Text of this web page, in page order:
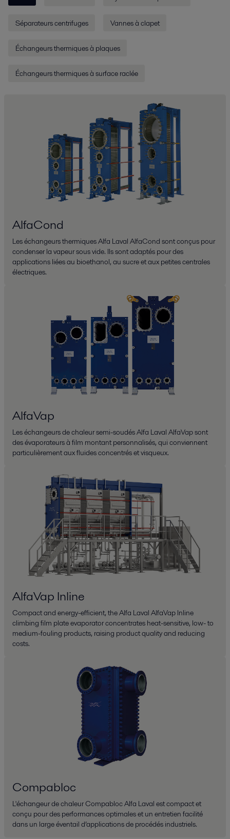
Séparateurs centrifuges Vannes à clapet
Échangeurs thermiques à plaques
Échangeurs thermiques à surface raclée
AlfaCond
Les échangeurs thermiques Alfa Laval AlfaCond sont conçus pour
condenser la vapeur sous vide. Ils sont adaptés pour des
applications liées au bioethanol, au sucre et aux petites centrales
électriques.
AlfaVap
Les échangeurs de chaleur semi-soudés Alfa Laval AlfaVap sont
des évaporateurs à film montant personnalisés, qui conviennent
particulièrement aux fluides concentrés et visqueux.
AlfaVap Inline
Compact and energy-efficient, the Alfa Laval AlfaVap Inline
climbing film plate evaporator concentrates heat-sensitive, low- to
medium-fouling products, raising product quality and reducing
costs.
Compabloc
L'échangeur de chaleur Compabloc Alfa Laval est compact et
conçu pour des performances optimales et un entretien facilité
dans un large éventail d’applications de procédés industriels.